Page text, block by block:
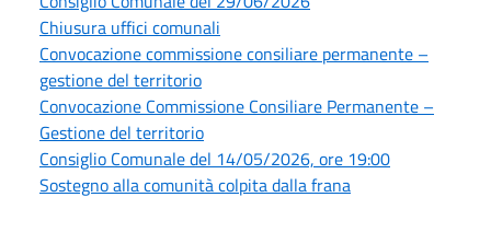
Chiusura uffici comunali
Convocazione commissione consiliare permanente –
gestione del territorio
Convocazione Commissione Consiliare Permanente –
Gestione del territorio
Consiglio Comunale del 14/05/2026, ore 19:00
Sostegno alla comunità colpita dalla frana